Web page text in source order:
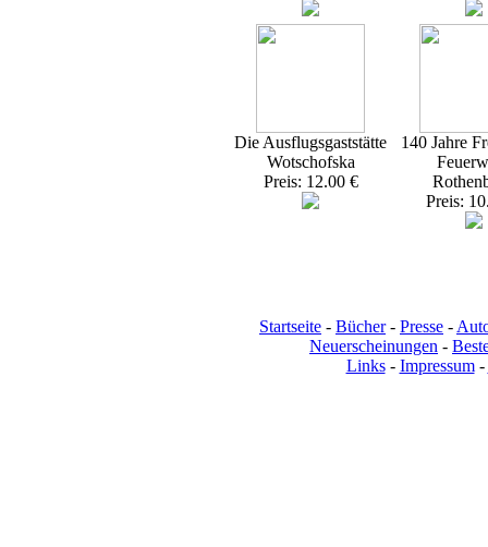
Die Ausflugsgaststätte
Wotschofska
Preis: 12.00 €
140 Jahre
Preis:
Startseite - Bücher- Presse -
Neuerscheinungen -
Links- Impressum-